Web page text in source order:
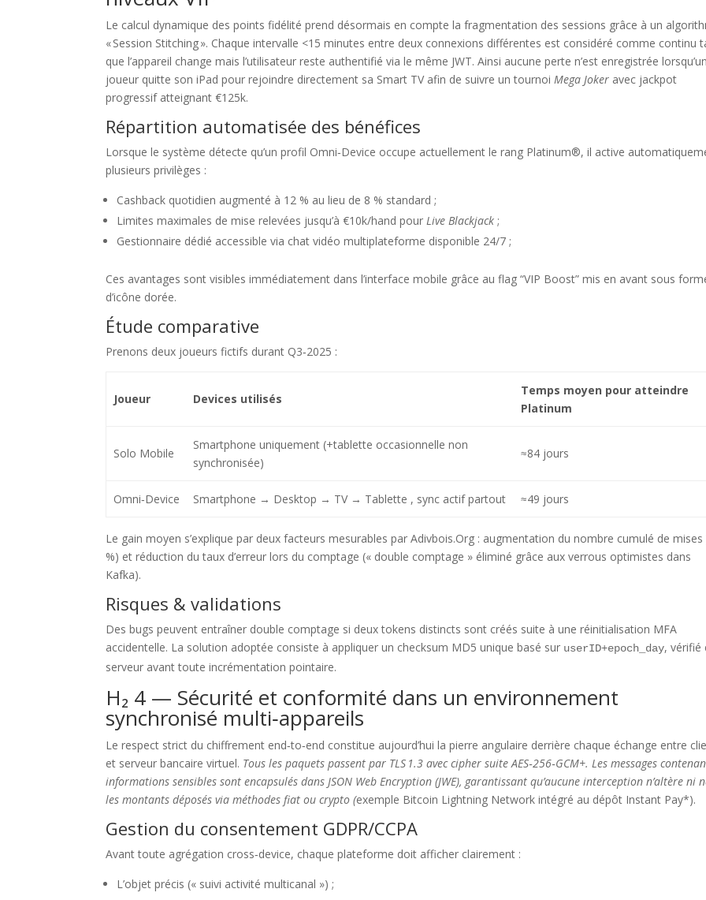
Le calcul dynamique des points fidélité prend désormais en compte la fragmentation des sessions grâce à un
« Session Stitching ». Chaque intervalle <15 minutes entre deux connexions différentes est considéré comme continu
que l’appareil change mais l’utilisateur reste authentifié via le même JWT. Ainsi aucune perte n’est enregistrée lorsqu’un
joueur quitte son iPad pour rejoindre directement sa Smart TV afin de suivre un tournoi Mega Joker avec jackpot
progressif atteignant €125k.
Répartition automatisée des bénéfices
Lorsque le système détecte qu’un profil Omni‑Device occupe actuellement le rang Platinum®, il active
plusieurs privilèges :
Cashback quotidien augmenté à 12 % au lieu de 8 % standard ;
Limites maximales de mise relevées jusqu’à €10k/hand pour Live Blackjack ;
Gestionnaire dédié accessible via chat vidéo multiplateforme disponible 24/7 ;
Ces avantages sont visibles immédiatement dans l’interface mobile grâce au flag “VIP Boost” mis en avant sous
d’icône dorée.
Étude comparative
Prenons deux joueurs fictifs durant Q3‑2025 :
Joueur Devices utilisés
Temps moyen pour atteindre
Platinum
Solo Mobile
Smartphone uniquement (+tablette occasionnelle non
synchronisée)
≈84 jours
Omni‑Device Smartphone → Desktop → TV → Tablette , sync actif partout ≈49 jours
Le gain moyen s’explique par deux facteurs mesurables par Adivbois.Org : augmentation du nombre cumulé de mises
%) et réduction du taux d’erreur lors du comptage (« double comptage » éliminé grâce aux verrous optimistes dans
Kafka).
Risques & validations
Des bugs peuvent entraîner double comptage si deux tokens distincts sont créés suite à une réinitialisation MFA
accidentelle. La solution adoptée consiste à appliquer un checksum MD5 unique basé sur userID+epoch_day, vérifié
serveur avant toute incrémentation pointaire.
H₂ 4 — Sécurité et conformité dans un environnement
synchronisé multi‑appareils
Le respect strict du chiffrement end‑to‑end constitue aujourd’hui la pierre angulaire derrière chaque échange entre
et serveur bancaire virtuel. Tous les paquets passent par TLS 1.3 avec cipher suite AES‑256‑GCM+. Les messages
informations sensibles sont encapsulés dans JSON Web Encryption (JWE), garantissant qu’aucune interception n’altère ni
les montants déposés via méthodes fiat ou crypto (exemple Bitcoin Lightning Network intégré au dépôt Instant Pay*).
Gestion du consentement GDPR/CCPA
Avant toute agrégation cross‑device, chaque plateforme doit afficher clairement :
L’objet précis (« suivi activité multicanal ») ;